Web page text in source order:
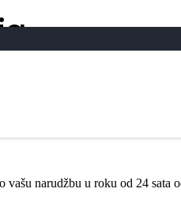
narudžbu u roku od 24